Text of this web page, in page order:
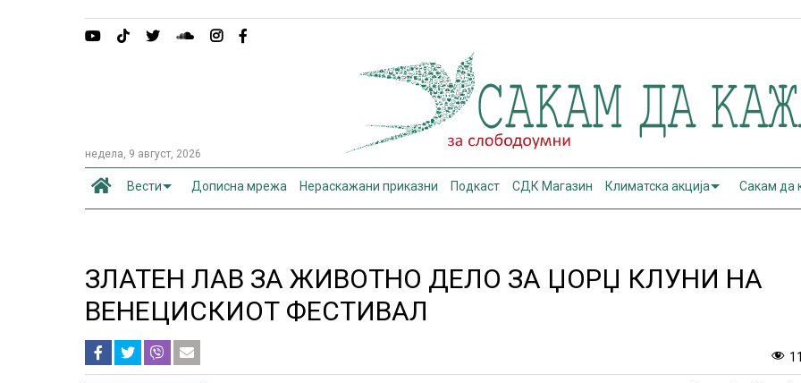
недела, 9 август, 2026
Вести Дописна мрежа Нераскажани приказни Подкаст СДК Магазин Климатска акција Сакам да
ЗЛАТЕН ЛАВ ЗА ЖИВОТНО ДЕЛО ЗА ЏОРЏ КЛУНИ НА
ВЕНЕЦИСКИОТ ФЕСТИВАЛ